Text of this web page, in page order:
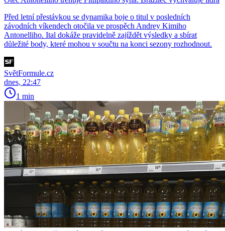
Před letní přestávkou se dynamika boje o titul v posledních
závodních víkendech otočila ve prospěch Andrey Kimiho
Antonelliho. Ital dokáže pravidelně zajíždět výsledky a sbírat
důležité body, které mohou v součtu na konci sezony rozhodnout.
SvětFormule.cz
dnes, 22:47
1 min